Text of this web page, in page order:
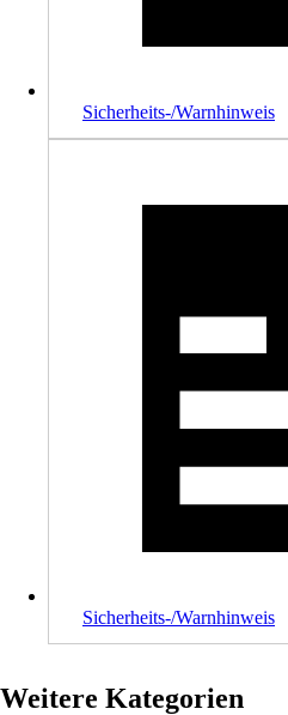
Sicherheits-/Warnhinweis
Sicherheits-/Warnhinweis
Weitere Kategorien